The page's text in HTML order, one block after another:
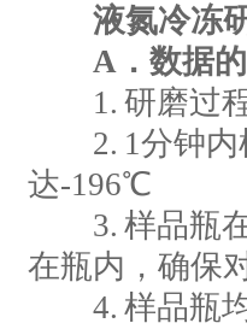
液氮冷冻
A．数据的
1. 研磨过
2. 1分钟内
达-196℃
3. 样品瓶在
在瓶内，确
4. 样品瓶均